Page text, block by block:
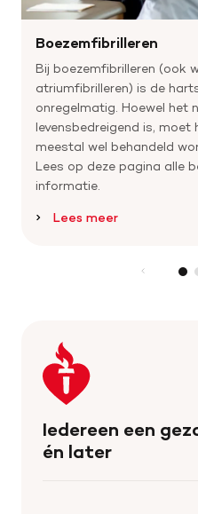
Boezemfibrilleren
Bij boezemfibrilleren (ook
atriumfibrilleren) is de
onregelmatig. Hoewel het
levensbedreigend is, moet
meestal wel behandeld
Lees op deze pagina alle
informatie.
Lees meer
Keer
terug
naar
homepage
Iedereen een
én later